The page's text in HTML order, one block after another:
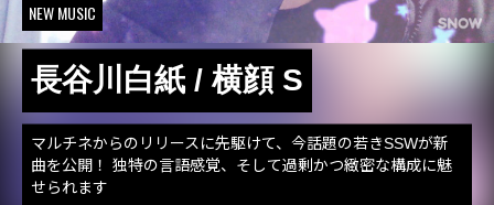
NEW MUSIC
長谷川白紙 / 横顔 S
マルチネからのリリースに先駆けて、今話題の若きSSWが新
曲を公開！ 独特の言語感覚、そして過剰かつ緻密な構成に魅
せられます